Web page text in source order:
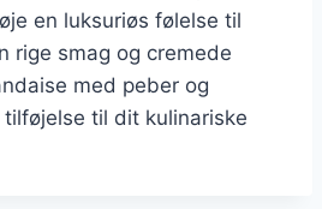
en luksuriøs følelse til
rige smag og cremede
med peber og
til dit kulinariske